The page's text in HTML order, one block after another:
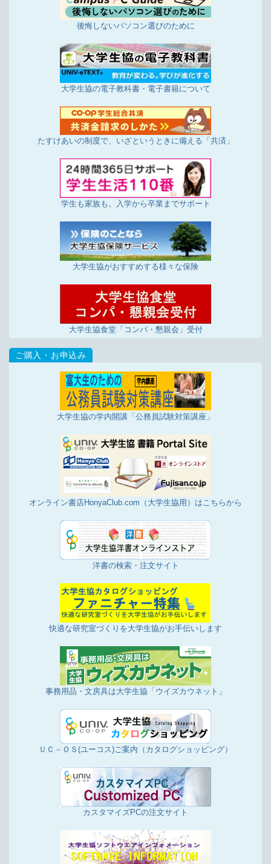
後悔しないパソコン選びのために
大学生協の電子教科書・電子書籍について
たすけあいの制度で、いざというときに備える「共済」
学生も家族も。入学から卒業までサポート
大学生協がおすすめする様々な保険
大学生協食堂「コンパ・懇親会」受付
大学生協の学内開講「公務員試験対策講座」
オンライン書店HonyaClub.com（大学生協用）はこちらから
洋書の検索・注文サイト
快適な研究室づくりを大学生協がお手伝いします
事務用品・文房具は大学生協「ウイズカウネット」
ＵＣ－ＯＳ(ユーコス)ご案内（カタログショッピング）
カスタマイズPCの注文サイト